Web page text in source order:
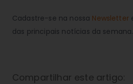
Cadastre-se na nossa Newsletter
das principais notícias da semana.
Compartilhar este artigo: